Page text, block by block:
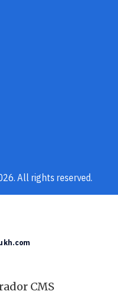
All rights reserved.
CMS